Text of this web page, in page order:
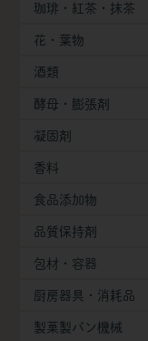
珈琲・紅茶・抹茶
花・葉物
酒類
酵母・膨張剤
凝固剤
香料
食品添加物
品質保持剤
包材・容器
厨房器具・消耗品
製菓製パン機械